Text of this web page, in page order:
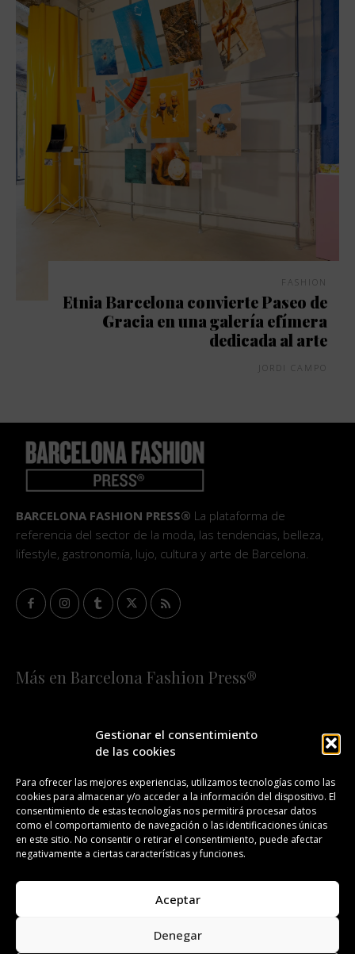
Gestionar el consentimiento
de las cookies
Para ofrecer las mejores experiencias, utilizamos tecnologías como las
cookies para almacenar y/o acceder a la información del dispositivo. El
consentimiento de estas tecnologías nos permitirá procesar datos
como el comportamiento de navegación o las identificaciones únicas
en este sitio. No consentir o retirar el consentimiento, puede afectar
negativamente a ciertas características y funciones.
Aceptar
Denegar
FASHION
Etnia Barcelona convierte Paseo de
Gracia en una galería efímera
dedicada al arte
JORDI CAMPO
BARCELONA FASHION PRESS® La plataforma de
referencia del sector de la moda, las tendencias, belleza,
lifestyle, gastronomía, lujo, cultura y arte de Barcelona.
Más en Barcelona Fashion Press®
¡SUSCRÍBETE A NUESTRA FASHION NEWS!
CONTACTO REDACCIÓN PUBLICIDAD
ISSN 2385-4839 DL B 27443-2014
Todos los derechos reservados. Copyright 2008-2024.